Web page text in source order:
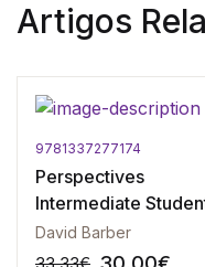
Artigos
9781337277174
Perspectives
Intermediate
Book
David Barber